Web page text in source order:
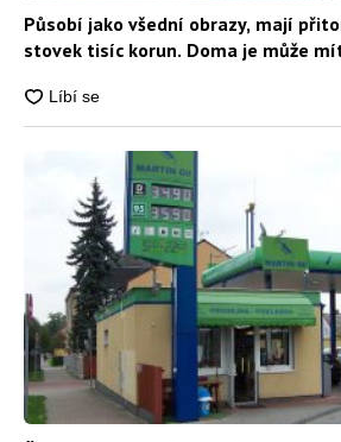
Působí jako všední obrazy, mají
stovek tisíc korun. Doma je může